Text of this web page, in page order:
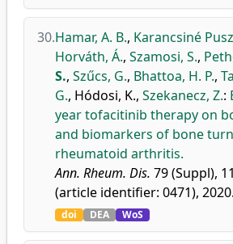
30.Hamar, A. B., Karancsiné
Horváth, Á., Szamosi, S.,
S., Szűcs, G., Bhattoa, H. P.,
G., Hódosi, K., Szekanecz, Z.:
year tofacitinib therapy on
and biomarkers of bone
rheumatoid arthritis.
Ann. Rheum. Dis. 79 (Suppl),
(article identifier: 0471), 2020.
doi DEA WoS